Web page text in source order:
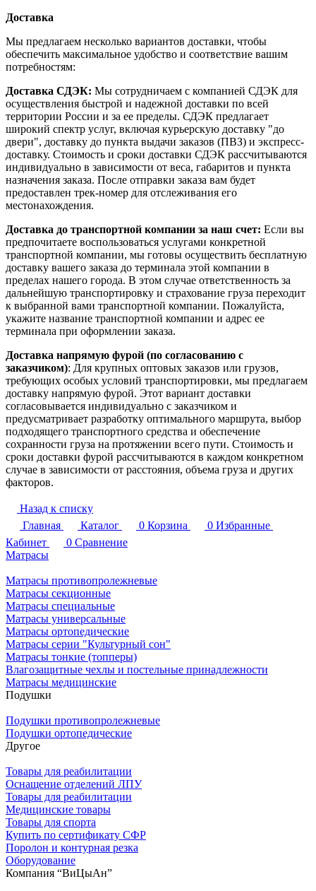
Доставка
Мы предлагаем несколько вариантов доставки, чтобы
обеспечить максимальное удобство и соответствие вашим
потребностям:
Доставка СДЭК: Мы сотрудничаем с компанией СДЭК для
осуществления быстрой и надежной доставки по всей
территории России и за ее пределы. СДЭК предлагает
широкий спектр услуг, включая курьерскую доставку "до
двери", доставку до пункта выдачи заказов (ПВЗ) и экспресс-
доставку. Стоимость и сроки доставки СДЭК рассчитываются
индивидуально в зависимости от веса, габаритов и пункта
назначения заказа. После отправки заказа вам будет
предоставлен трек-номер для отслеживания его
местонахождения.
Доставка до транспортной компании за наш счет: Если вы
предпочитаете воспользоваться услугами конкретной
транспортной компании, мы готовы осуществить бесплатную
доставку вашего заказа до терминала этой компании в
пределах нашего города. В этом случае ответственность за
дальнейшую транспортировку и страхование груза переходит
к выбранной вами транспортной компании. Пожалуйста,
укажите название транспортной компании и адрес ее
терминала при оформлении заказа.
Доставка напрямую фурой (по согласованию с
заказчиком): Для крупных оптовых заказов или грузов,
требующих особых условий транспортировки, мы предлагаем
доставку напрямую фурой. Этот вариант доставки
согласовывается индивидуально с заказчиком и
предусматривает разработку оптимального маршрута, выбор
подходящего транспортного средства и обеспечение
сохранности груза на протяжении всего пути. Стоимость и
сроки доставки фурой рассчитываются в каждом конкретном
случае в зависимости от расстояния, объема груза и других
факторов.
Назад к списку
Главная
Каталог 0 Корзина 0 Избранные
Кабинет
0 Сравнение
Матрасы
Матрасы противопролежневые
Матрасы секционные
Матрасы специальные
Матрасы универсальные
Матрасы ортопедические
Матрасы серии "Культурный сон"
Матрасы тонкие (топперы)
Влагозащитные чехлы и постельные принадлежности
Матрасы медицинские
Подушки
Подушки противопролежневые
Подушки ортопедические
Другое
Товары для реабилитации
Оснащение отделений ЛПУ
Товары для реабилитации
Медицинские товары
Товары для спорта
Купить по сертификату СФР
Поролон и контурная резка
Оборудование
Компания “ВиЦыАн”